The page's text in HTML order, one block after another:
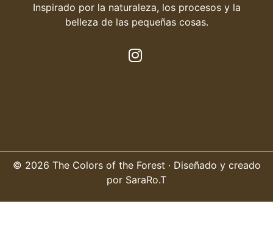
Inspirado por la naturaleza, los procesos y la
belleza de las pequeñas cosas.
© 2026 The Colors of the Forest · Diseñado y creado
por SaraRo.T